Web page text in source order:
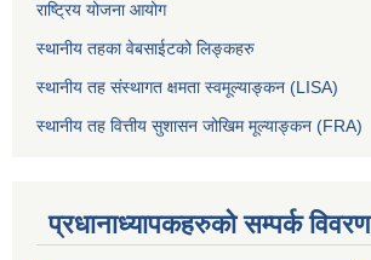
राष्ट्रिय योजना आयोग
स्थानीय तहका वेबसाईटको लिङ्कहरु
स्थानीय तह संस्थागत क्षमता स्वमूल्याङ्कन (LISA)
स्थानीय तह वित्तीय सुशासन जोखिम मूल्याङ्कन (FRA)
प्रधानाध्यापकहरुको सम्पर्क विवरण